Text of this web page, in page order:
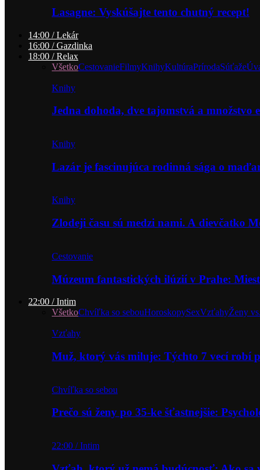
Lasagne: Vyskúšajte tento chutný recept!
14:00 / Lekár
16:00 / Gazdinka
18:00 / Relax
VšetkoCestovanieFilmyKnihyKultúraPrírodaSúťaže
Knihy
Jedna dohoda, dve tajomstvá a
Knihy
Lazár je fascinujúca rodinná sága o
Knihy
Zlodeji času sú medzi nami. A dievčatko
Cestovanie
Múzeum fantastických ilúzií v Prahe:
22:00 / Intim
VšetkoChvíľka so sebouHoroskopySexVzťahyŽeny
Vzťahy
Muž, ktorý vás miluje: Týchto 7 vecí robí
Chvíľka so sebou
Prečo sú ženy po 35-ke šťastnejšie:
22:00 / Intim